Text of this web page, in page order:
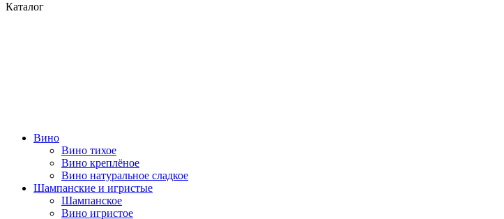
Каталог
Вино
Вино тихое
Вино креплёное
Вино натуральное сладкое
Шампанские и игристые
Шампанское
Вино игристое